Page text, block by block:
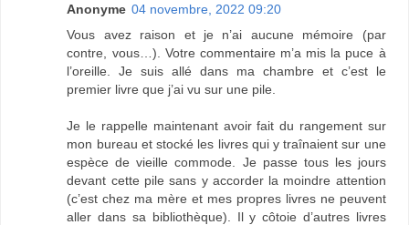
Anonyme 04 novembre, 2022 09:20
Vous avez raison et je n’ai aucune mémoire (par
contre, vous…). Votre commentaire m’a mis la puce à
l’oreille. Je suis allé dans ma chambre et c’est le
premier livre que j’ai vu sur une pile.
Je le rappelle maintenant avoir fait du rangement sur
mon bureau et stocké les livres qui y traînaient sur une
espèce de vieille commode. Je passe tous les jours
devant cette pile sans y accorder la moindre attention
(c’est chez ma mère et mes propres livres ne peuvent
aller dans sa bibliothèque). Il y côtoie d’autres livres